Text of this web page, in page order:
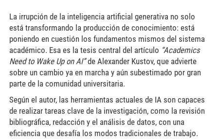
La irrupción de la inteligencia artificial generativa no solo
está transformando la producción de conocimiento: está
poniendo en cuestión los fundamentos mismos del sistema
académico. Esa es la tesis central del artículo “Academics
Need to Wake Up on AI”de Alexander Kustov, que advierte
sobre un cambio ya en marcha y aún subestimado por gran
parte de la comunidad universitaria.
Según el autor, las herramientas actuales de IA son capaces
de realizar tareas clave de la investigación, como la revisión
bibliográfica, redacción y el análisis de datos, con una
eficiencia que desafía los modos tradicionales de trabajo.